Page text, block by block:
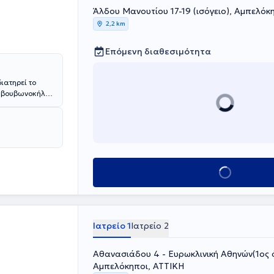
το
έχει
κύστης.
Άλδου Μανουτίου 17-19 (ισόγειο),
2,2 km
Επόμενη διαθεσιμότητα
Κλείσε ραντεβού
Ιατρείο 1Ιατρείο 2
Αθανασιάδου 4 - Ευρωκλινική Αθηνών(1ος
Αμπελόκηποι, ΑΤΤΙΚΗ